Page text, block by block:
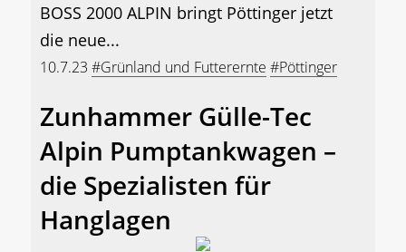
BOSS 2000 ALPIN bringt Pöttinger jetzt
die neue...
10.7.23 #Grünland und Futterernte #Pöttinger
Zunhammer Gülle-Tec
Alpin Pumptankwagen –
die Spezialisten für
Hanglagen